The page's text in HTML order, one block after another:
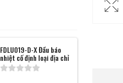
FDLU019-D-X Đầu báo
nhiệt cố định loại địa chỉ